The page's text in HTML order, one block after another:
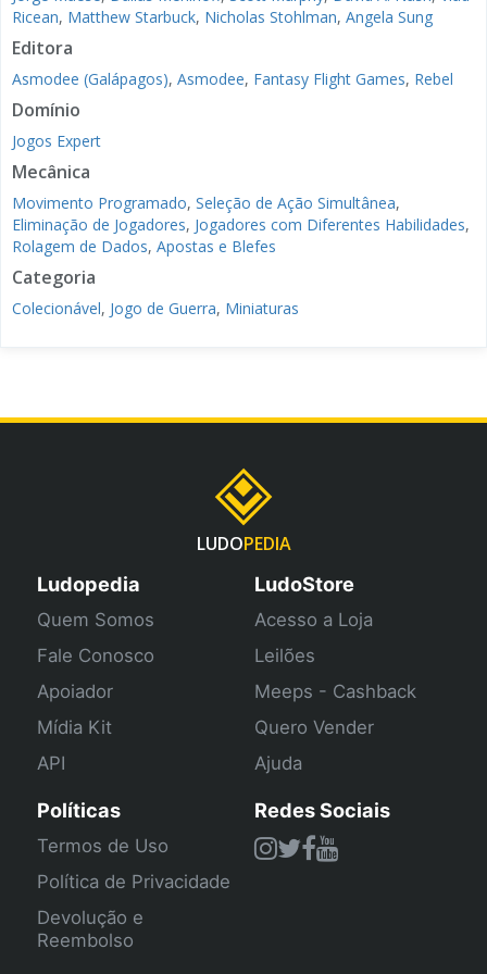
Ricean, Matthew Starbuck, Nicholas Stohlman, Angela Sung
Editora
Asmodee (Galápagos), Asmodee, Fantasy Flight Games, Rebel
Domínio
Jogos Expert
Mecânica
Movimento Programado, Seleção de Ação Simultânea,
Eliminação de Jogadores, Jogadores com Diferentes Habilidades,
Rolagem de Dados, Apostas e Blefes
Categoria
Colecionável, Jogo de Guerra, Miniaturas
LUDOPEDIA
Ludopedia
Quem Somos
Fale Conosco
Apoiador
Mídia Kit
API
LudoStore
Acesso a Loja
Leilões
Meeps - Cashback
Quero Vender
Ajuda
Políticas
Termos de Uso
Política de Privacidade
Devolução e
Reembolso
Redes Sociais